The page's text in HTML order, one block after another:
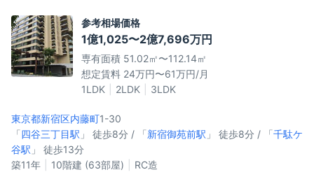
参考相場価格
1億1,025〜2億7,696万円
専有面積 51.02㎡〜112.14㎡
想定賃料 24万円〜61万円/月
1LDK
2LDK 3LDK
東京都新宿区内藤町1-30
「四谷三丁目駅 」 徒歩8分 / 「新宿御苑前駅 」 徒歩8分 / 「千駄ケ
谷駅 」 徒歩13分
築11年
10階建 (63部屋) RC造